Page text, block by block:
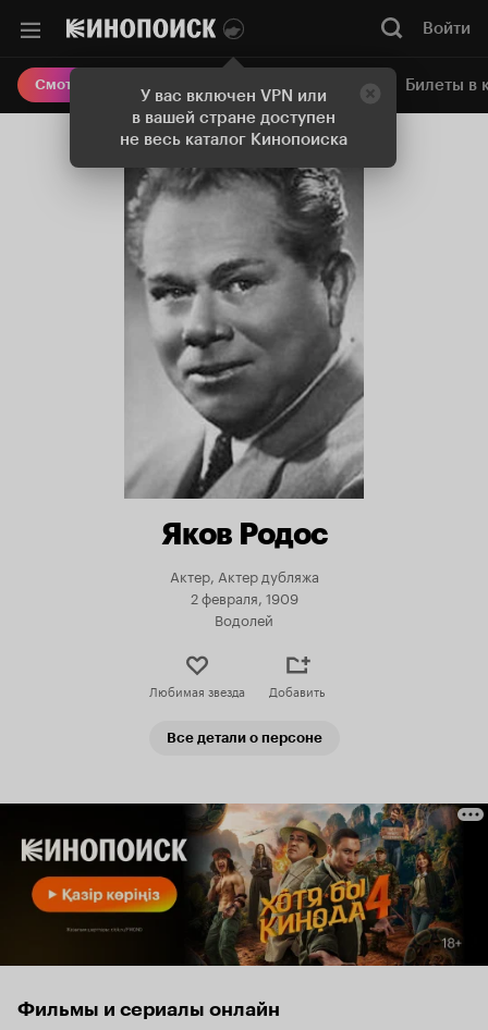
У вас включен VPN или
в вашей стране доступен
не весь каталог Кинопоиска
Войти
Смотреть кино Онлайн-кинотеатр Билеты в
Яков Родос
Актер, Актер дубляжа
2 февраля, 1909
Водолей
Любимая звезда Добавить
Все детали о персоне
Фильмы и сериалы онлайн